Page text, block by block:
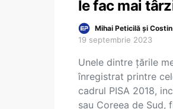
le fac mai
Mihai Peticilă și
19 septembrie 2023
Unele dintre țările
înregistrat printre
cadrul PISA 2018,
sau Coreea de Sud,